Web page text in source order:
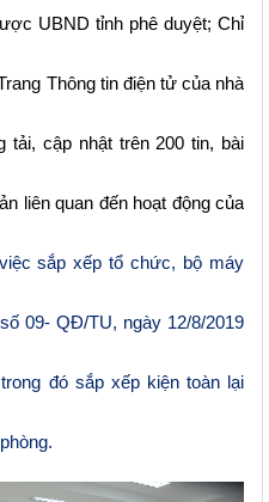
UBND tỉnh phê duyệt; Chỉ
Thông tin điện tử của nhà
tải, cập nhật trên 200 tin, bài
liên quan đến hoạt động của
sắp xếp tổ chức, bộ máy
09- QĐ/TU, ngày 12/8/2019
đó sắp xếp kiện toàn lại